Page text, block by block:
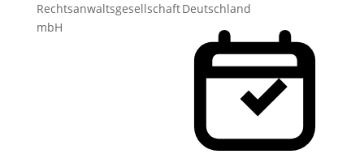
Rechtsanwaltsgesellschaft
mbH
Deutschland